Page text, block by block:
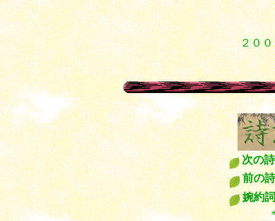
２０
１
１
漢詩 填
次の
前の
婉約